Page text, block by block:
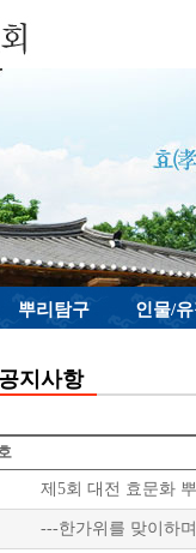
뿌리탐구 인물/
지사항
제5회 대전 효문화
---한가위를 맞이하